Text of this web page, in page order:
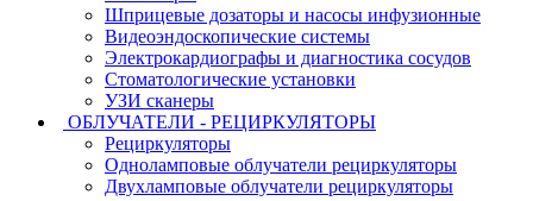
Шприцевые дозаторы и насосы инфузионные
Видеоэндоскопические системы
Электрокардиографы и диагностика сосудов
Стоматологические установки
УЗИ сканеры
ОБЛУЧАТЕЛИ - РЕЦИРКУЛЯТОРЫ
Рециркуляторы
Одноламповые облучатели рециркуляторы
Двухламповые облучатели рециркуляторы